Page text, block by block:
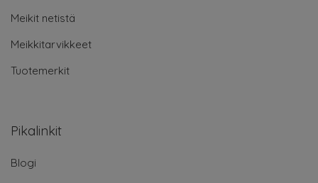
Meikit netistä
Meikkitarvikkeet
Tuotemerkit
Pikalinkit
Blogi